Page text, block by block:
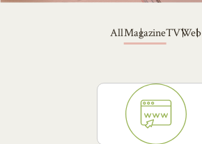
AllMagazineTVWeb